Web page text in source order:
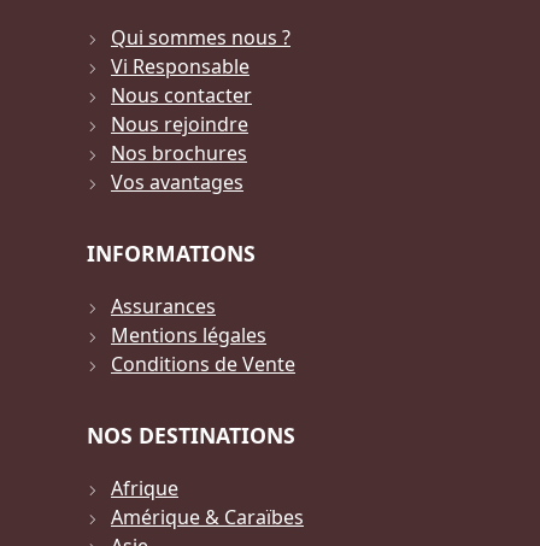
Qui sommes nous ?
Vi Responsable
Nous contacter
Nous rejoindre
Nos brochures
Vos avantages
INFORMATIONS
Assurances
Mentions légales
Conditions de Vente
NOS DESTINATIONS
Afrique
Amérique & Caraïbes